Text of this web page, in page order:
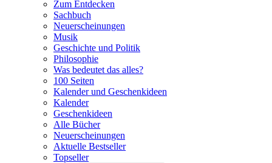
Zum Entdecken
Sachbuch
Neuerscheinungen
Musik
Geschichte und Politik
Philosophie
Was bedeutet das alles?
100 Seiten
Kalender und Geschenkideen
Kalender
Geschenkideen
Alle Bücher
Neuerscheinungen
Aktuelle Bestseller
Topseller